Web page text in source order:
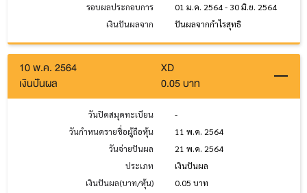
รอบผลประกอบการ
01 ม.ค. 2564 - 30 มิ.ย. 2564
เงินปันผลจาก
ปันผลจากกำไรสุทธิ
10 พ.ค. 2564
XD
เงินปันผล
0.05 บาท
วันปิดสมุดทะเบียน
-
วันกำหนดรายชื่อผู้ถือหุ้น
11 พ.ค. 2564
วันจ่ายปันผล
21 พ.ค. 2564
ประเภท
เงินปันผล
เงินปันผล(บาท/หุ้น)
0.05 บาท